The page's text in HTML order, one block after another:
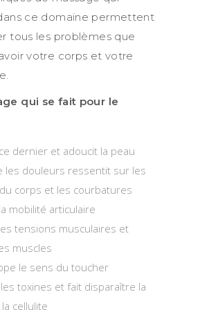
ce domaine permettent
tous les problèmes que
votre corps et votre
qui se fait pour le
dernier et adoucit la peau
les douleurs ressentit sur les
corps et les courbatures
mobilité articulaire
tensions musculaires et
muscles
le sens du toucher
les toxines et fait disparaître la
cellulite